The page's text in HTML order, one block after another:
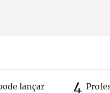
lançar